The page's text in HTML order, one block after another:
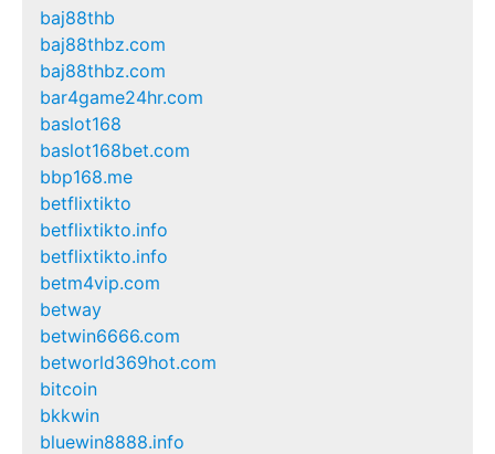
baj88thb
baj88thbz.com
baj88thbz.com
bar4game24hr.com
baslot168
baslot168bet.com
bbp168.me
betflixtikto
betflixtikto.info
betflixtikto.info
betm4vip.com
betway
betwin6666.com
betworld369hot.com
bitcoin
bkkwin
bluewin8888.info